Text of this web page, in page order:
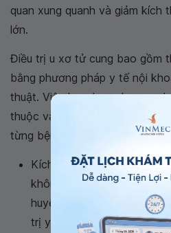
quan xung quanh và giảm
lớn.
Điều trị u xơ tử cung bao gồm
bằng phương pháp y tế nội
thuật. Việc lựa chọn phương
thuộc vào tình trạng sức khỏe
từng bệnh nhân, bao gồm:
Kích thước và vị trí của
không gây ra triệu chứng
huyết, việc theo dõi và
trị y tế nội khoa có thể